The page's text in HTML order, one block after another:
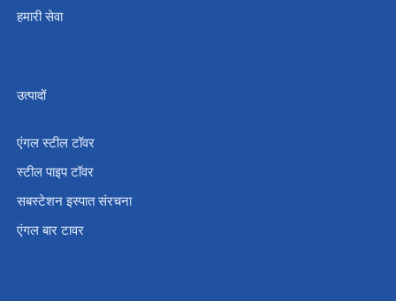
हमारी सेवा
उत्पादों
एंगल स्टील टॉवर
स्टील पाइप टॉवर
सबस्टेशन इस्पात संरचना
एंगल बार टावर